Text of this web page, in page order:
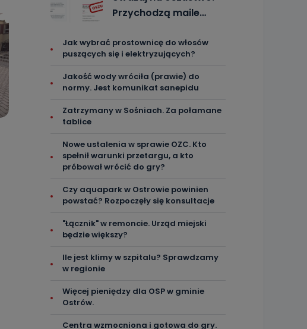
Przychodzą maile…
Jak wybrać prostownicę do włosów
puszących się i elektryzujących?
Jakość wody wróciła (prawie) do
normy. Jest komunikat sanepidu
Zatrzymany w Sośniach. Za połamane
tablice
Nowe ustalenia w sprawie OZC. Kto
spełnił warunki przetargu, a kto
próbował wrócić do gry?
Czy aquapark w Ostrowie powinien
powstać? Rozpoczęły się konsultacje
"Łącznik" w remoncie. Urząd miejski
będzie większy?
Ile jest klimy w szpitalu? Sprawdzamy
w regionie
Więcej pieniędzy dla OSP w gminie
Ostrów.
Centra wzmocniona i gotowa do gry.